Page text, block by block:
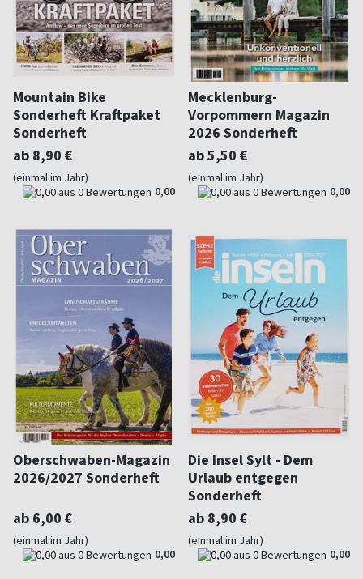
Mountain Bike
Sonderheft Kraftpaket
Sonderheft
ab 8,90 €
(einmal im Jahr)
0,00
Mecklenburg-
Vorpommern Magazin
2026 Sonderheft
ab 5,50 €
(einmal im Jahr)
0,00
Oberschwaben-Magazin
2026/2027 Sonderheft
ab 6,00 €
(einmal im Jahr)
0,00
Die Insel Sylt - Dem
Urlaub entgegen
Sonderheft
ab 8,90 €
(einmal im Jahr)
0,00